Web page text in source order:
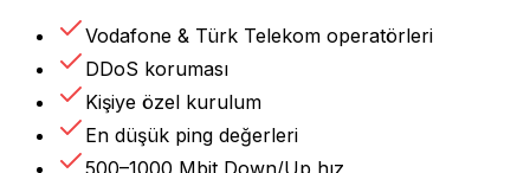
Vodafone & Türk Telekom operatörleri
DDoS koruması
Kişiye özel kurulum
En düşük ping değerleri
500–1000 Mbit Down/Up hız